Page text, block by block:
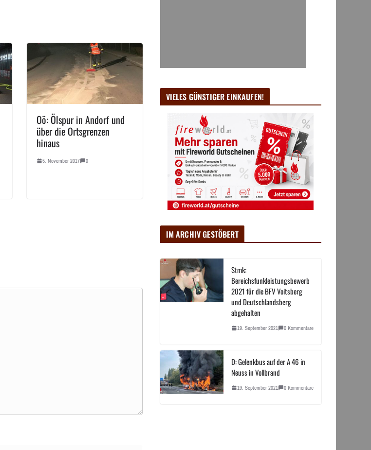
Oö: Ölspur in Andorf und
über die Ortsgrenzen
hinaus
5. November 2017 0
VIELES GÜNSTIGER EINKAUFEN!
IM ARCHIV GESTÖBERT
Stmk:
Bereichsfunkleistungsbewerb
2021 für die BFV Voitsberg
und Deutschlandsberg
abgehalten
19. September 2021 0 Kommentare
D: Gelenkbus auf der A 46 in
Neuss in Vollbrand
19. September 2021 0 Kommentare